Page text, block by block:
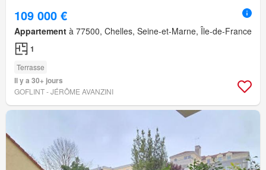
109 000 €
Appartement à 77500, Chelles, Seine-et-Marne, Île-de-France
1
Terrasse
Il y a 30+ jours
GOFLINT - JÉRÔME AVANZINI